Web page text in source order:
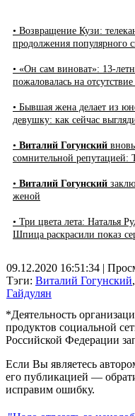
• Возвращение Кузи:
продолжения популярного
• «Он сам виноват»: 13-
пожаловалась на
• Бывшая жена делает из
девушку: как сейчас
• Виталий Гогунский
сомнительной
• Виталий Гогунский
женой
• Три цвета лета: Наталья
Шпица раскрасили показ
09.12.2020 16:51:34 |
Тэги: Виталий Гогунский,
Гайдулян
*Деятельность
продуктов социальной
Российской Федерации
Если Вы являетесь
его публикацией —
исправим ошибку.